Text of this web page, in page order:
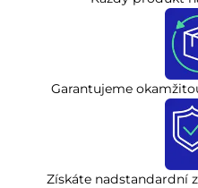
Garantujeme
Získáte nadstandardní